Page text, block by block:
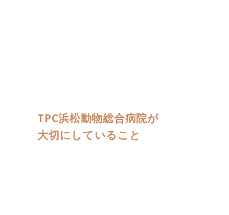
TPC浜松動物総合病院が
大切にしていること